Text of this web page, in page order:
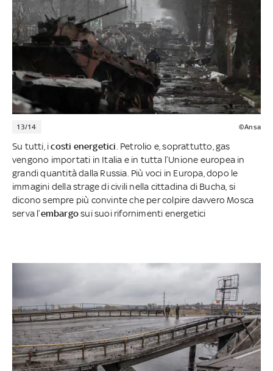
13/14 ©Ansa
Su tutti, icosti energetici . Petrolio e, soprattutto, gas
vengono importati in Italia e in tutta l’Unione europea in
grandi quantità dalla Russia. Più voci in Europa, dopo le
immagini della strage di civili nella cittadina di Bucha, si
dicono sempre più convinte che per colpire davvero Mosca
serva l’embargosui suoi rifornimenti energetici